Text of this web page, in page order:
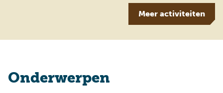
Meeractiviteiten
Onderwerpen